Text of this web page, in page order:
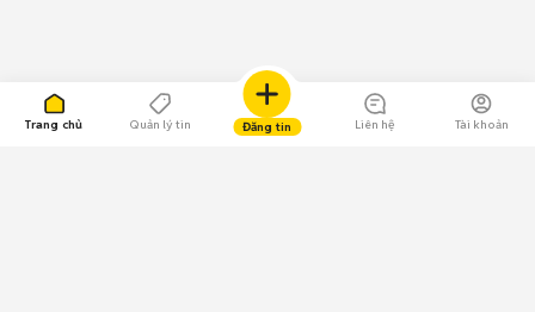
Trang chủ Quản lý tin Đăng tin Liên hệ Tài khoản